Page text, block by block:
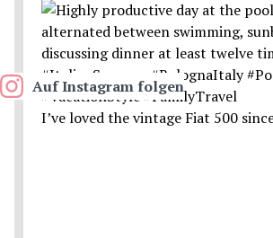
I’ve loved the vintage Fiat 500
Auf Instagram folgen